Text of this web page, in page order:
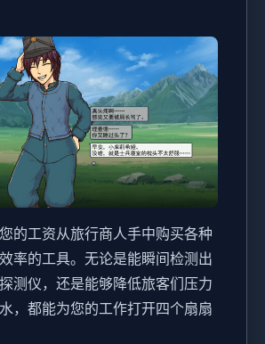
的工资从旅行商人手中购买各种
率的工具。无论是能瞬间检测出
测仪，还是能够降低旅客们压力
，都能为您的工作打开四个扇扇